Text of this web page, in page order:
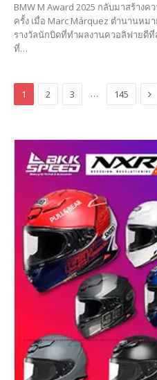
BMW M Award 2025 กลับมาสร้าง
ครั้ง เมื่อ Marc Márquez ตำนานหม
รางวัลนักบิดที่ทำผลงานควอลิฟายดีที่
ที่…
1 2 3 … 145